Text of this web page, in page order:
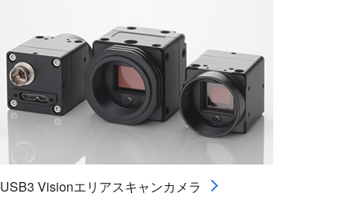
USB3 Visionエリアスキャンカメラ